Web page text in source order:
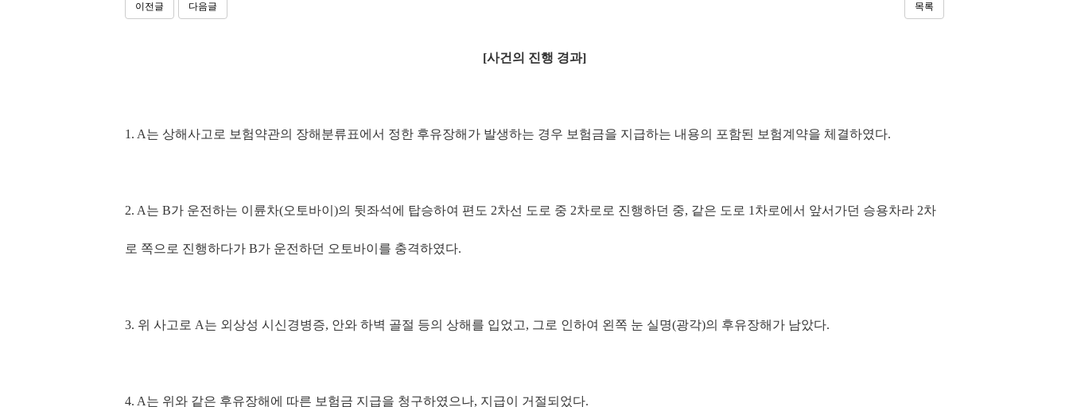
이전글 다음글 목록
[사건의 진행 경과]
1. A는 상해사고로 보험약관의 장해분류표에서 정한 후유장해가 발생하는 경우 보험금을 지급하는 내용의 포함된 보험계약을 체결하였다.
2. A는 B가 운전하는 이륜차(오토바이 )의 뒷좌석에 탑승하여 편도 2차선 도로 중 2차로로 진행하던 중, 같은 도로 1 차로에서 앞서가던 승용차라 2차
로 쪽으로 진행하다가 B가 운전하던 오토바이를 충격하였다.
3. 위 사고로 A는 외상성 시신경병증, 안와 하벽 골절 등의 상해를 입었고, 그로 인하여 왼쪽 눈 실명(광각)의 후유장해가 남았다.
4. A는 위와 같은 후유장해에 따른 보험금 지급을 청구하였으나, 지급이 거절되었다.